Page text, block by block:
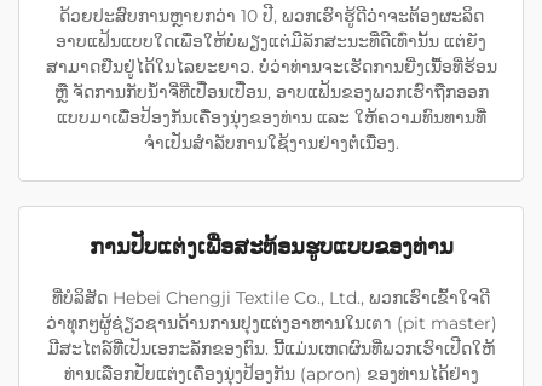
ດ້ວຍປະສົບການຫຼາຍກວ່າ 10 ປີ, ພວກເຮົາຮູ້ດີວ່າຈະຕ້ອງຜະລິດ
ອາບແຟ້ນແບບໃດເພື່ອໃຫ້ບໍ່ພຽງແຕ່ມີລັກສະນະທີ່ດີເທົ່ານັ້ນ ແຕ່ຍັງ
ສາມາດຢືນຢູ່ໄດ້ໃນໄລຍະຍາວ. ບໍ່ວ່າທ່ານຈະເຮັດການຍີ່ງເນື້ອທີ່ຮ້ອນ
ຫຼື ຈັດການກັບນ້ຳຈີ່ທີ່ເປື່ອນເປື່ອນ, ອາບແຟ້ນຂອງພວກເຮົາຖືກອອກ
ແບບມາເພື່ອປ້ອງກັນເຄື່ອງນຸ່ງຂອງທ່ານ ແລະ ໃຫ້ຄວາມທົນທານທີ່
ຈຳເປັນສຳລັບການໃຊ້ງານຢ່າງຕໍ່ເນື່ອງ.
ການປັບແຕ່ງເພື່ອສະທ້ອນຮູບແບບຂອງທ່ານ
ທີ່ບໍລິສັດ Hebei Chengji Textile Co., Ltd., ພວກເຮົາເຂົ້າໃຈດີ
ວ່າທຸກໆຜູ້ຊ່ຽວຊານດ້ານການປຸງແຕ່ງອາຫານໃນເตา (pit master)
ມີສະໄຕລ໌ທີ່ເປັນເອກະລັກຂອງຕົນ. ນີ້ແມ່ນເຫດຜົນທີ່ພວກເຮົາເປີດໃຫ້
ທ່ານເລືອກປັບແຕ່ງເຄື່ອງນຸ່ງປ້ອງກັນ (apron) ຂອງທ່ານໄດ້ຢ່າງ